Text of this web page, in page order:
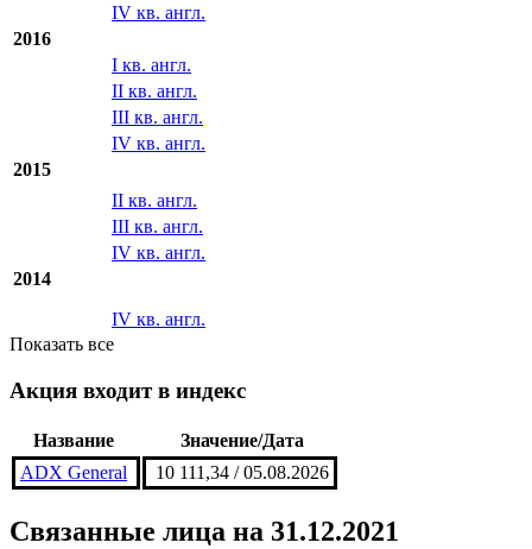
IV кв. англ.
2016
I кв. англ.
II кв. англ.
III кв. англ.
IV кв. англ.
2015
II кв. англ.
III кв. англ.
IV кв. англ.
2014
IV кв. англ.
Показать все
Акция входит в индекс
Название
Значение/Дата
ADX General
10 111,34 / 05.08.2026
Связанные лица на 31.12.2021